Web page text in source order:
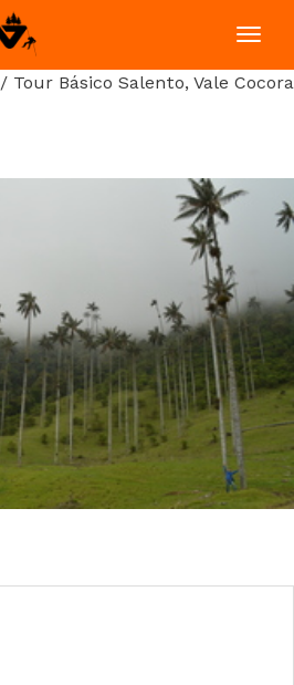
/ Tour Básico Salento, Vale Cocora